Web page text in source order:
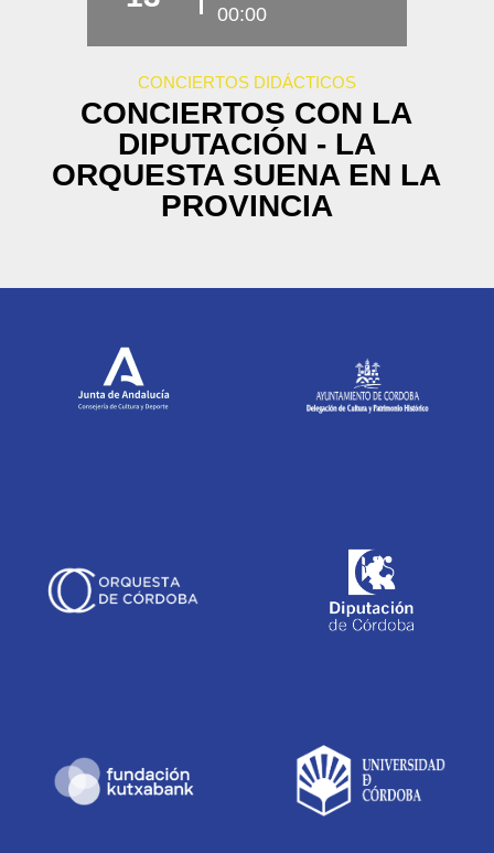
00:00
CONCIERTOS DIDÁCTICOS
CONCIERTOS CON LA
DIPUTACIÓN - LA
ORQUESTA SUENA EN LA
PROVINCIA